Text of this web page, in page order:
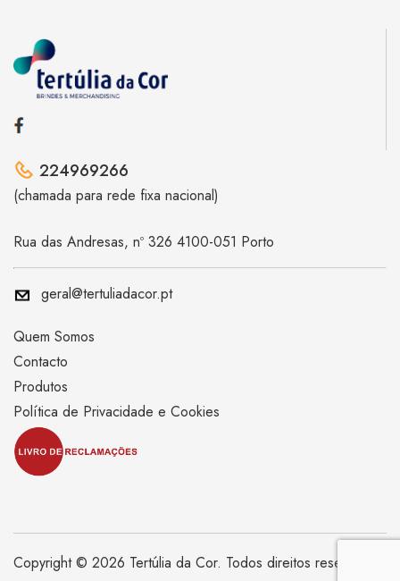
224969266
(chamada para rede fixa nacional)
Rua das Andresas, nº 326 4100-051 Porto
geral@tertuliadacor.pt
Quem Somos
Contacto
Produtos
Política de Privacidade e Cookies
Copyright © 2026 Tertúlia da Cor. Todos direitos reservados